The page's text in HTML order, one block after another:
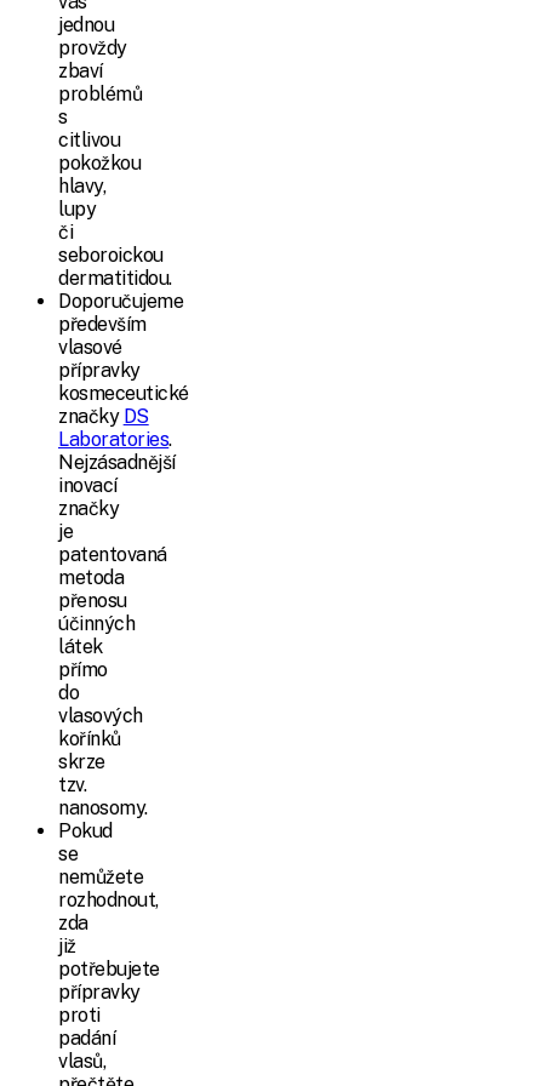
jednou
provždy
zbaví
problémů
s
citlivou
pokožkou
hlavy,
lupy
či
seboroickou
dermatitidou.
Doporučujeme
především
vlasové
přípravky
kosmeceutické
značky DS
Laboratories.
Nejzásadnější
inovací
značky
je
patentovaná
metoda
přenosu
účinných
látek
přímo
do
vlasových
kořínků
skrze
tzv.
nanosomy.
Pokud
se
nemůžete
rozhodnout,
zda
již
potřebujete
přípravky
proti
padání
vlasů,